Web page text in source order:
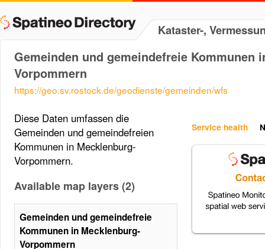
Kataster-,
Gemeinden und gemeindefreie Kommunen
Vorpommern
https://geo.sv.rostock.de/geodienste/gemeinden/wfs
Service health
Diese Daten umfassen die
Gemeinden und gemeindefreien
Kommunen in Mecklenburg-
Vorpommern.
Available map layers (2)
Gemeinden und gemeindefreie
Kommunen in Mecklenburg-
Vorpommern